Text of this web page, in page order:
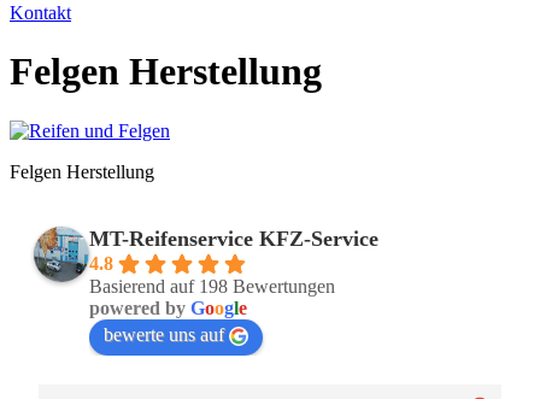
Kontakt
Felgen Herstellung
Felgen Herstellung
MT-Reifenservice KFZ-Service
4.8
Basierend auf 198 Bewertungen
powered by Google
bewerte uns auf